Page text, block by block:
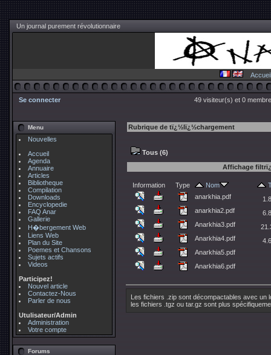
Un journal purement révolutionnaire
Accueil
Se connecter 49 visiteur(s) et 0
Menu
Nouvelles
Accueil
Agenda
Annuaire
Articles
Bibliotheque
Compilation
Downloads
Encyclopedie
FAQ Anar
Gallerie
H�bergement Web
Liens Web
Plan du Site
Poemes et Chansons
Sujets actifs
Videos
Participez!
Nouvel article
Contactez-Nous
Parler de nous
Utulisateur/Admin
Administration
Votre compte
Forums
Rubrique de tï¿½lï¿½chargement
Tous (6)
Affichage
Information Type Nom
anarkhia.pdf
anarkhia2.pdf
Anarkhia3.pdf
Anarkhia4.pdf
Anarkhia5.pdf
Anarkhia6.pdf
Les fichiers .zip sont décompactables avec un
les fichiers .tgz ou tar.gz sont plus